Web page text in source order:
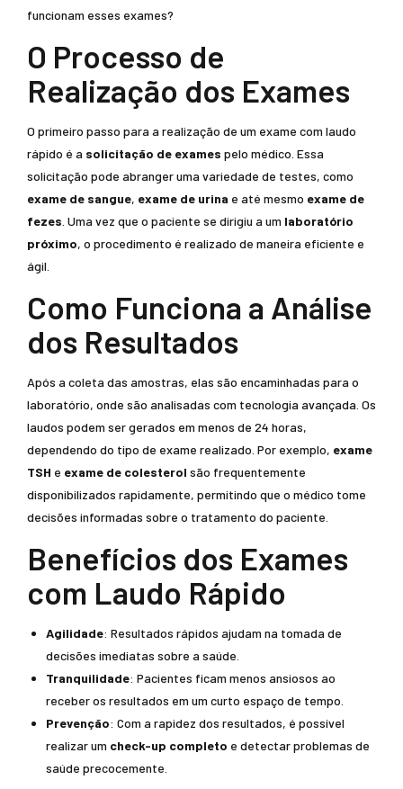
funcionam esses exames?
O Processo de
Realização dos Exames
O primeiro passo para a realização de um exame com laudo
rápido é a solicitação de exames pelo médico. Essa
solicitação pode abranger uma variedade de testes, como
exame de sangue, exame de urina e até mesmo exame de
fezes . Uma vez que o paciente se dirigiu a um laboratório
próximo, o procedimento é realizado de maneira eficiente e
ágil.
Como Funciona a Análise
dos Resultados
Após a coleta das amostras, elas são encaminhadas para o
laboratório, onde são analisadas com tecnologia avançada. Os
laudos podem ser gerados em menos de 24 horas,
dependendo do tipo de exame realizado. Por exemplo, exame
TSH e exame de colesterol são frequentemente
disponibilizados rapidamente, permitindo que o médico tome
decisões informadas sobre o tratamento do paciente.
Benefícios dos Exames
com Laudo Rápido
Agilidade: Resultados rápidos ajudam na tomada de
decisões imediatas sobre a saúde.
Tranquilidade: Pacientes ficam menos ansiosos ao
receber os resultados em um curto espaço de tempo.
Prevenção: Com a rapidez dos resultados, é possível
realizar um check-up completo e detectar problemas de
saúde precocemente.